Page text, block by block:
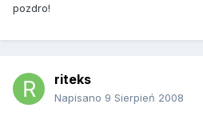
pozdro!
riteks
Napisano 9 Sierpień 2008